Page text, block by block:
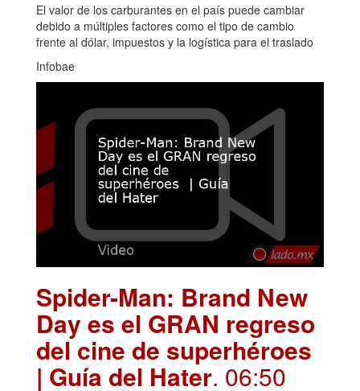
El valor de los carburantes en el país puede cambiar
debido a múltiples factores como el tipo de cambio
frente al dólar, impuestos y la logística para el traslado
Infobae
Spider-Man: Brand New
Day es el GRAN regreso
del cine de superhéroes
| Guía del Hater. 06:50